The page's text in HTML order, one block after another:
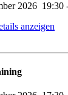
2026 19:30
anzeigen